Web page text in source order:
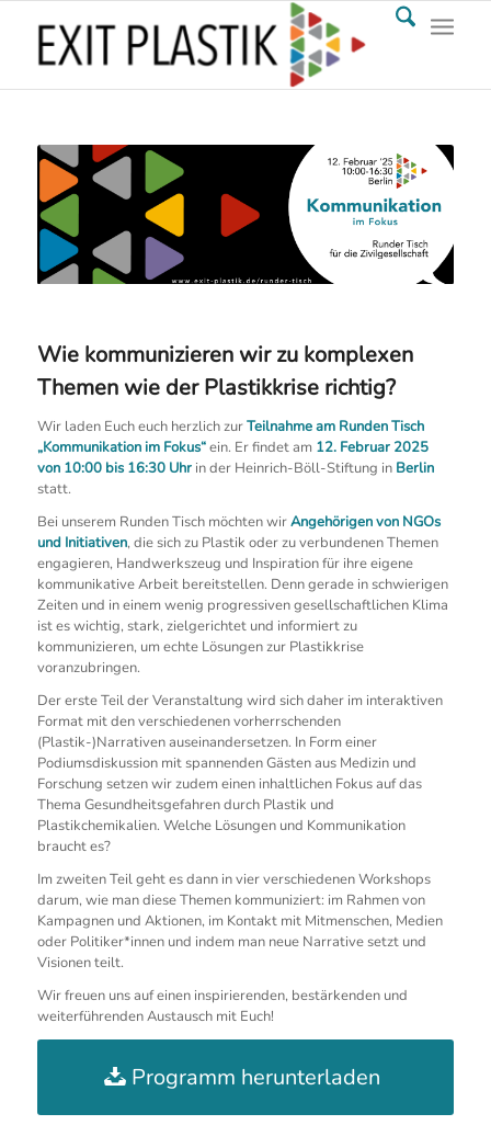
Wie kommunizieren wir zu komplexen
Themen wie der Plastikkrise richtig?
Wir laden Euch euch herzlich zurTeilnahme am Runden Tisch
„Kommunikation im Fokus“ein. Er findet am12. Februar 2025
von 10:00 bis 16:30 Uhr in der Heinrich-Böll-Stiftung in Berlin
statt.
Bei unserem Runden Tisch möchten wirAngehörigen von NGOs
und Initiativen, die sich zu Plastik oder zu verbundenen Themen
engagieren, Handwerkszeug und Inspiration für ihre eigene
kommunikative Arbeit bereitstellen. Denn gerade in schwierigen
Zeiten und in einem wenig progressiven gesellschaftlichen Klima
ist es wichtig, stark, zielgerichtet und informiert zu
kommunizieren, um echte Lösungen zur Plastikkrise
voranzubringen.
Der erste Teil der Veranstaltung wird sich daher im interaktiven
Format mit den verschiedenen vorherrschenden
(Plastik-)Narrativen auseinandersetzen. In Form einer
Podiumsdiskussion mit spannenden Gästen aus Medizin und
Forschung setzen wir zudem einen inhaltlichen Fokus auf das
Thema Gesundheitsgefahren durch Plastik und
Plastikchemikalien. Welche Lösungen und Kommunikation
braucht es?
Im zweiten Teil geht es dann in vier verschiedenen Workshops
darum, wie man diese Themen kommuniziert: im Rahmen von
Kampagnen und Aktionen, im Kontakt mit Mitmenschen, Medien
oder Politiker*innen und indem man neue Narrative setzt und
Visionen teilt.
Wir freuen uns auf einen inspirierenden, bestärkenden und
weiterführenden Austausch mit Euch!
Programm herunterladen